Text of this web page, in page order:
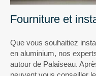
Fourniture et
Que vous souhaitiez
en aluminium, nos
autour de Palaiseau.